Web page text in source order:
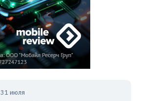
31 июля